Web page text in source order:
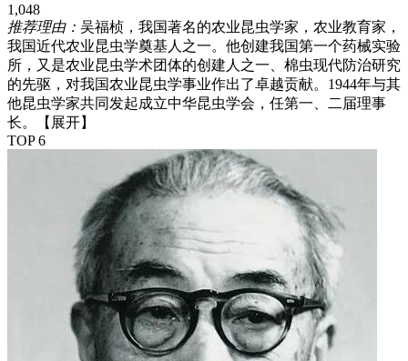
1,048
推荐理由： 吴福桢，我国著名的农业昆虫学家，农业教育家，
我国近代农业昆虫学奠基人之一。他创建我国第一个药械实验
所，又是农业昆虫学术团体的创建人之一、棉虫现代防治研究
的先驱，对我国农业昆虫学事业作出了卓越贡献。1944年与其
他昆虫学家共同发起成立中华昆虫学会，任第一、二届理事
长。
【展开】
TOP 6